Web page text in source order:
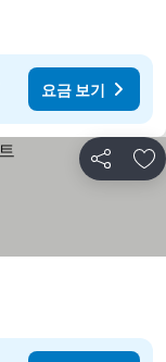
요금 보기
공유 즐